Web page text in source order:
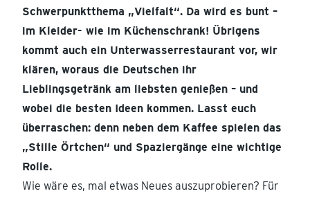
Schwerpunktthema „Vielfalt“. Da wird es bunt –
im Kleider- wie im Küchenschrank! Übrigens
kommt auch ein Unterwasserrestaurant vor, wir
klären, woraus die Deutschen ihr
Lieblingsgetränk am liebsten genießen – und
wobei die besten Ideen kommen. Lasst euch
überraschen: denn neben dem Kaffee spielen das
„Stille Örtchen“ und Spaziergänge eine wichtige
Rolle.
Wie wäre es, mal etwas Neues auszuprobieren? Für